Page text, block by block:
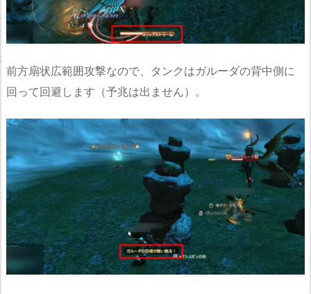
前方扇状広範囲攻撃なので、タンクはガルーダの背中側に
回って回避します（予兆は出ません）。